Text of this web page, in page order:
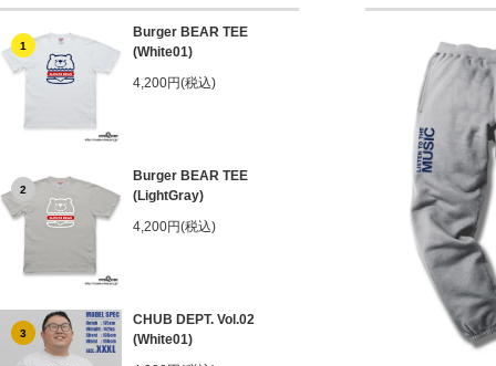
1
Burger BEAR TEE
(White01)
4,200円(税込)
2
Burger BEAR TEE
(LightGray)
4,200円(税込)
3
CHUB DEPT. Vol.02
(White01)